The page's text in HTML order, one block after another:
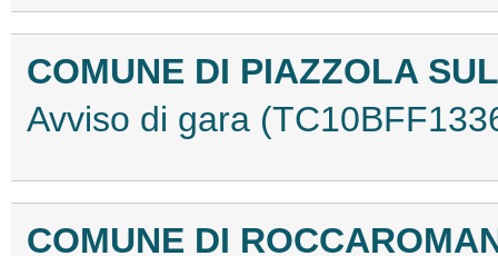
COMUNE DI PIAZZOLA
Avviso di gara
COMUNE DI